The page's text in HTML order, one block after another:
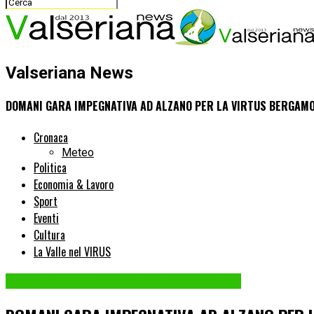
Valseriana News
DOMANI GARA IMPEGNATIVA AD ALZANO PER LA VIRTUS
Cronaca
Meteo
Politica
Economia & Lavoro
Sport
Eventi
Cultura
La Valle nel VIRUS